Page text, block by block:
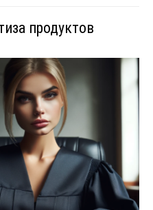
продуктов